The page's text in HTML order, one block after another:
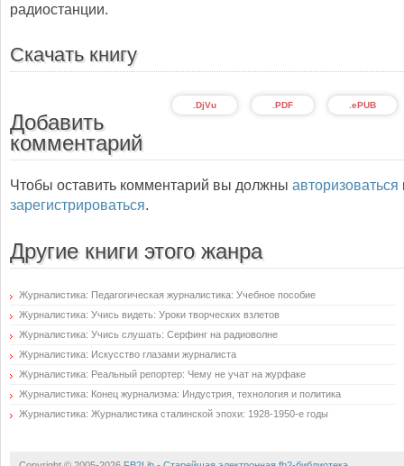
радиостанции.
Скачать книгу
.ePUB
.PDF
.DjVu
Добавить
комментарий
Чтобы оставить комментарий вы должны авторизоваться
зарегистрироваться.
Другие книги этого жанра
Журналистика: Педагогическая журналистика: Учебное пособие
Журналистика: Учись видеть: Уроки творческих взлетов
Журналистика: Учись слушать: Серфинг на радиоволне
Журналистика: Искусство глазами журналиста
Журналистика: Реальный репортер: Чему не учат на журфаке
Журналистика: Конец журнализма: Индустрия, технология и политика
Журналистика: Журналистика сталинской эпохи: 1928-1950-е годы